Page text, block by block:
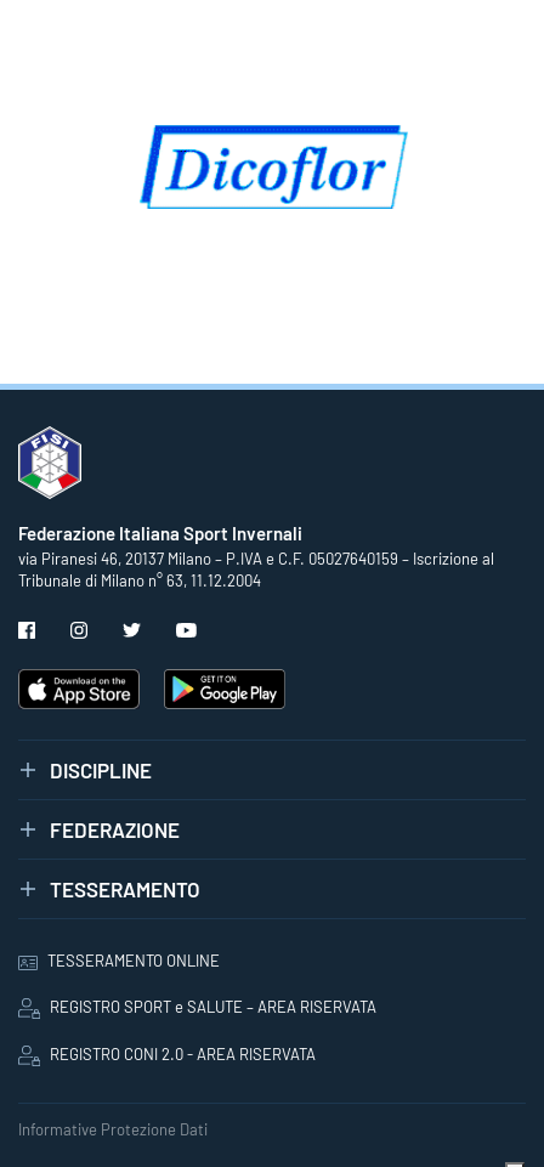
Federazione Italiana Sport Invernali
via Piranesi 46, 20137 Milano – P.IVA e C.F. 05027640159 – Iscrizione al
Tribunale di Milano n° 63, 11.12.2004
DISCIPLINE
FEDERAZIONE
TESSERAMENTO
TESSERAMENTO ONLINE
REGISTRO SPORT e SALUTE – AREA RISERVATA
REGISTRO CONI 2.0 - AREA RISERVATA
Informative Protezione Dati